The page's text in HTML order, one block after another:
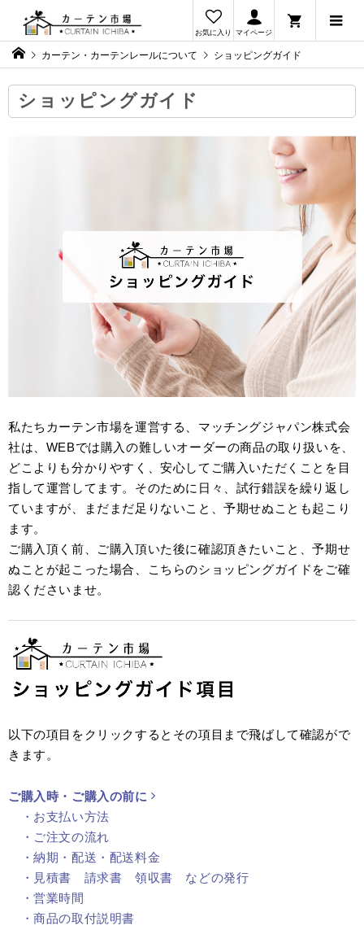
お気に入り マイページ
カーテン・カーテンレールについて ショッピングガイド
ショッピングガイド
私たちカーテン市場を運営する、マッチングジャパン株式会
社は、WEBでは購入の難しいオーダーの商品の取り扱いを、
どこよりも分かりやすく、安心してご購入いただくことを目
指して運営してます。そのために日々、試行錯誤を繰り返し
ていますが、まだまだ足りないこと、予期せぬことも起こり
ます。
ご購入頂く前、ご購入頂いた後に確認頂きたいこと、予期せ
ぬことが起こった場合、こちらのショッピングガイドをご確
認くださいませ。
以下の項目をクリックするとその項目まで飛ばして確認がで
きます。
ご購入時・ご購入の前に
・お支払い方法
・ご注文の流れ
・納期・配送・配送料金
・見積書 請求書 領収書 などの発行
・営業時間
・商品の取付説明書